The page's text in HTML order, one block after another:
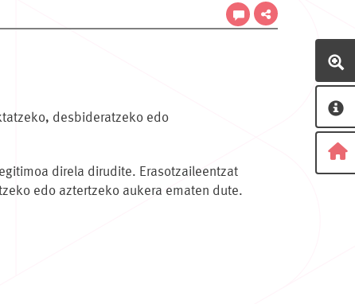
desbideratzeko edo
direla dirudite. Erasotzaileentzat
edo aztertzeko aukera ematen dute.